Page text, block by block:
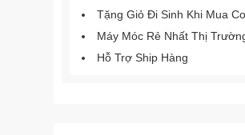
Tặng Giỏ Đi Sinh Khi Mua
Máy Móc Rẻ Nhất Thị
Hỗ Trợ Ship Hàng